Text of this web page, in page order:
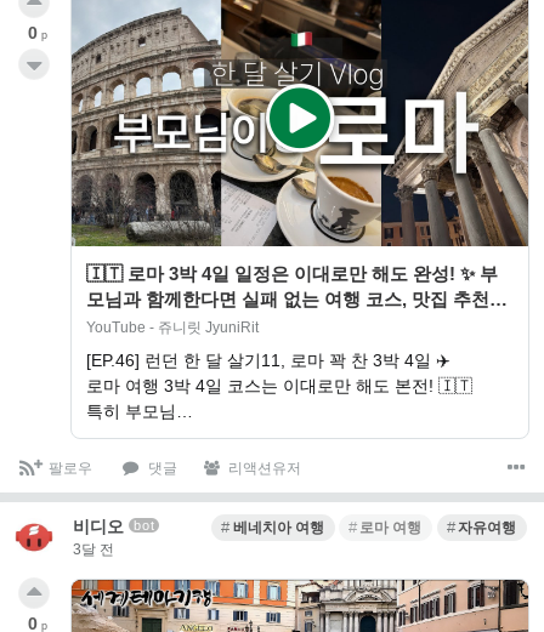
🇮🇹 로마 3박 4일 일정은 이대로만 해도 완성! ✨ 부
모님과 함께한다면 실패 없는 여행 코스, 맛집 추천까
지 ✈️ (로마 무료 입장 꿀…
YouTube - 쥬니릿 JyuniRit
[EP.46] 런던 한 달 살기11, 로마 꽉 찬 3박 4일 ✈️
로마 여행 3박 4일 코스는 이대로만 해도 본전! 🇮🇹
특히 부모님…
0 p
팔로우 댓글 리액션유저
비디오 bot
3달 전
베네치아 여행 로마 여행 자유여행
0 p